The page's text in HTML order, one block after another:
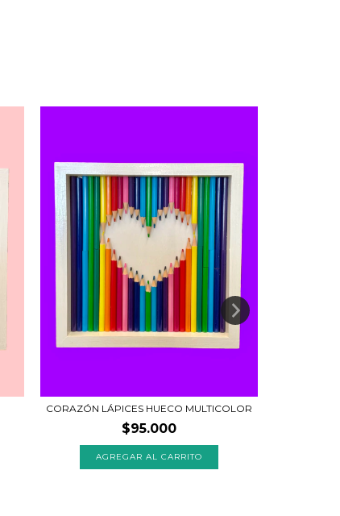
CORAZÓN LÁPICES HUECO MULTICOLOR
$95.000